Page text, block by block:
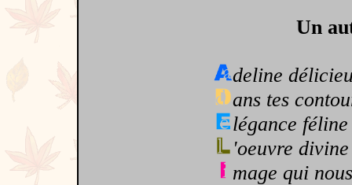
Un
deline
ans tes
légance féline
'oeuvre divine
mage qui